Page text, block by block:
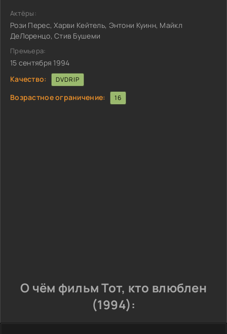
Актёры:
Рози Перес, Харви Кейтель, Энтони Куинн, Майкл
ДеЛоренцо, Стив Бушеми
Премьера:
15 сентября 1994
Качество:
DVDRIP
Возрастное ограничение: 16
О чём фильм Тот, кто влюблен
(1994):